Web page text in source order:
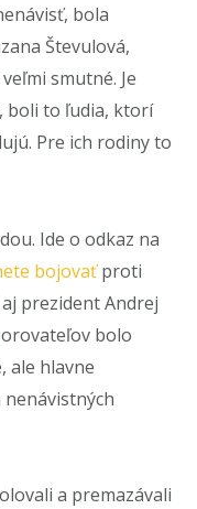
bola
Števulová,
smutné. Je
boli to ľudia, ktorí
Pre ich rodiny to
Ide o odkaz na
bojovaťproti
prezident Andrej
bolo
ale hlavne
a premazávali